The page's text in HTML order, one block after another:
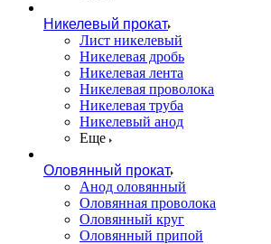
Никелевый прокат
Лист никелевый
Никелевая дробь
Никелевая лента
Никелевая проволока
Никелевая труба
Никелевый анод
Еще
Оловянный прокат
Анод оловянный
Оловянная проволока
Оловянный круг
Оловянный припой